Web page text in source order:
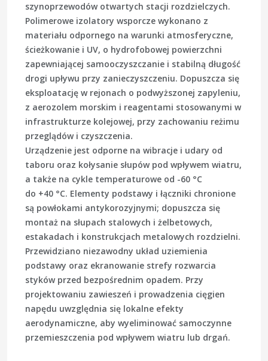
szynoprzewodów otwartych stacji rozdzielczych.
Polimerowe izolatory wsporcze wykonano z
materiału odpornego na warunki atmosferyczne,
ścieżkowanie i UV, o hydrofobowej powierzchni
zapewniającej samooczyszczanie i stabilną długość
drogi upływu przy zanieczyszczeniu. Dopuszcza się
eksploatację w rejonach o podwyższonej zapyleniu,
z aerozolem morskim i reagentami stosowanymi w
infrastrukturze kolejowej, przy zachowaniu reżimu
przeglądów i czyszczenia.
Urządzenie jest odporne na wibracje i udary od
taboru oraz kołysanie słupów pod wpływem wiatru,
a także na cykle temperaturowe od -60 °C
do +40 °C. Elementy podstawy i łączniki chronione
są powłokami antykorozyjnymi; dopuszcza się
montaż na słupach stalowych i żelbetowych,
estakadach i konstrukcjach metalowych rozdzielni.
Przewidziano niezawodny układ uziemienia
podstawy oraz ekranowanie strefy rozwarcia
styków przed bezpośrednim opadem. Przy
projektowaniu zawieszeń i prowadzenia cięgien
napędu uwzględnia się lokalne efekty
aerodynamiczne, aby wyeliminować samoczynne
przemieszczenia pod wpływem wiatru lub drgań.